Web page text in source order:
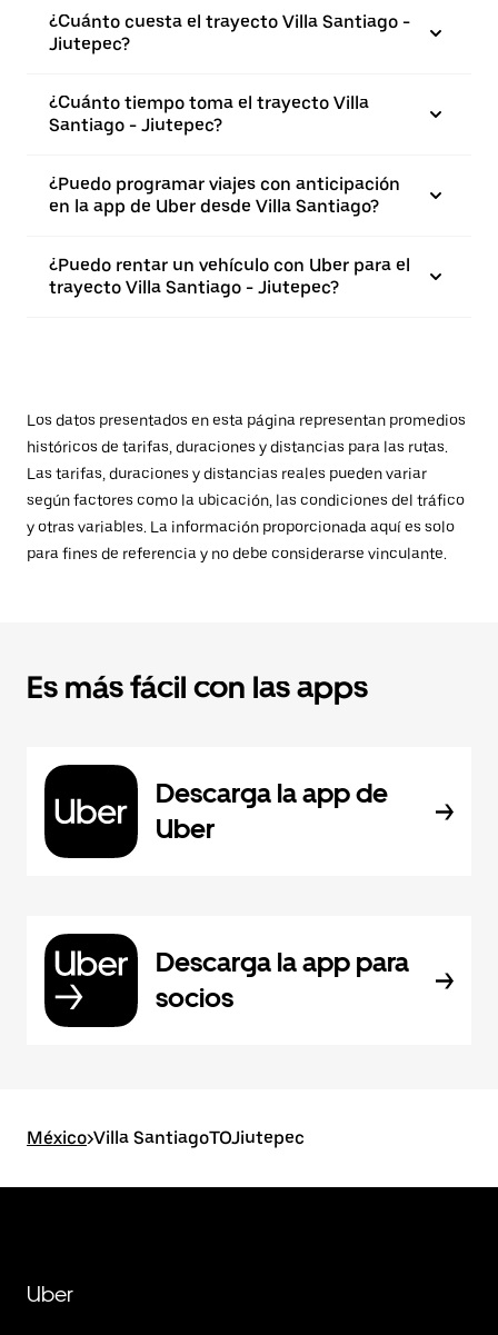
¿Cuánto cuesta el trayecto Villa Santiago -
Jiutepec?
¿Cuánto tiempo toma el trayecto Villa
Santiago - Jiutepec?
¿Puedo programar viajes con anticipación
en la app de Uber desde Villa Santiago?
¿Puedo rentar un vehículo con Uber para el
trayecto Villa Santiago - Jiutepec?
Los datos presentados en esta página representan promedios
históricos de tarifas, duraciones y distancias para las rutas.
Las tarifas, duraciones y distancias reales pueden variar
según factores como la ubicación, las condiciones del tráfico
y otras variables. La información proporcionada aquí es solo
para fines de referencia y no debe considerarse vinculante.
Es más fácil con las apps
Descarga la app de
Uber
Descarga la app para
socios
México>Villa SantiagoTOJiutepec
Uber